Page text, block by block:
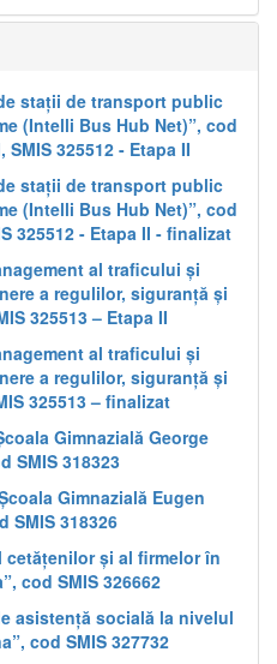
stații de transport public
(Intelli Bus Hub Net)”, cod
SMIS 325512 - Etapa II
stații de transport public
(Intelli Bus Hub Net)”, cod
325512 - Etapa II - finalizat
al traficului și
a regulilor, siguranță și
325513 – Etapa II
al traficului și
a regulilor, siguranță și
325513 – finalizat
Gimnazială George
SMIS 318323
Gimnazială Eugen
SMIS 318326
și al firmelor în
cod SMIS 326662
asistență socială la nivelul
cod SMIS 327732